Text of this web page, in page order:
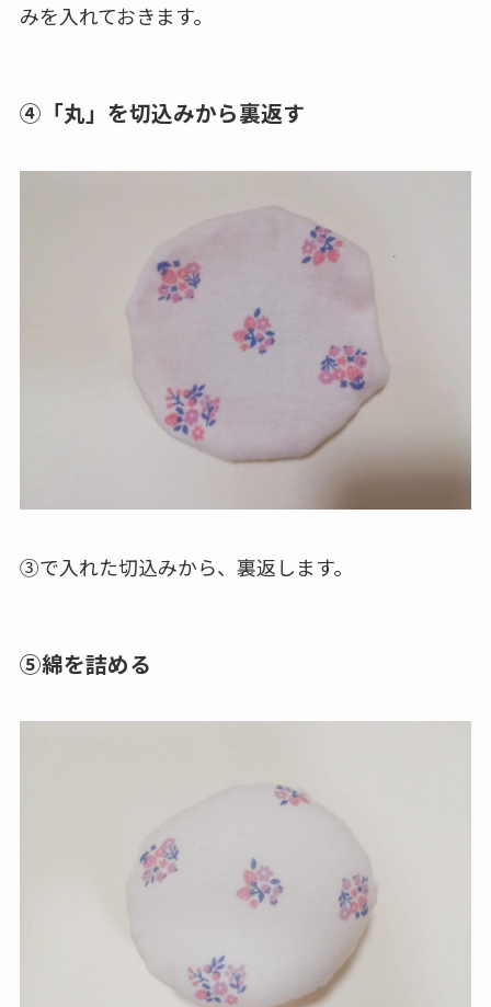
みを入れておきます。
④「丸」を切込みから裏返す
③で入れた切込みから、裏返します。
⑤綿を詰める